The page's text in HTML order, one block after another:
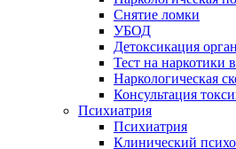
Снятие ломки
УБОД
Детоксикация
Тест на наркотики
Наркологическая
Консультация
Психиатрия
Психиатрия
Клинический